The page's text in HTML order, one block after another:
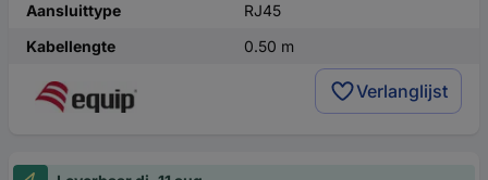
Aansluittype
RJ45
Kabellengte
0.50 m
Verlanglijst